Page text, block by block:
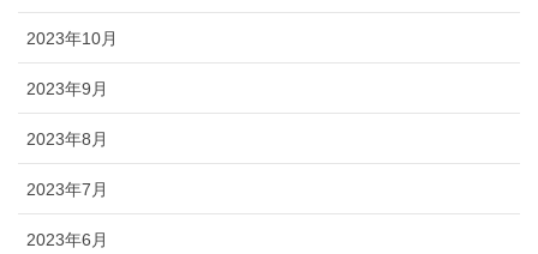
2023年10月
2023年9月
2023年8月
2023年7月
2023年6月